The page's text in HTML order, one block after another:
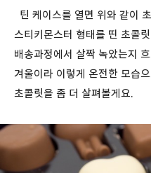
틴 케이스를 열면 위와 같이
스티키몬스터 형태를 띤 초콜
배송과정에서 살짝 녹았는지
겨울이라 이렇게 온전한 모습
초콜릿을 좀 더 살펴볼게요.